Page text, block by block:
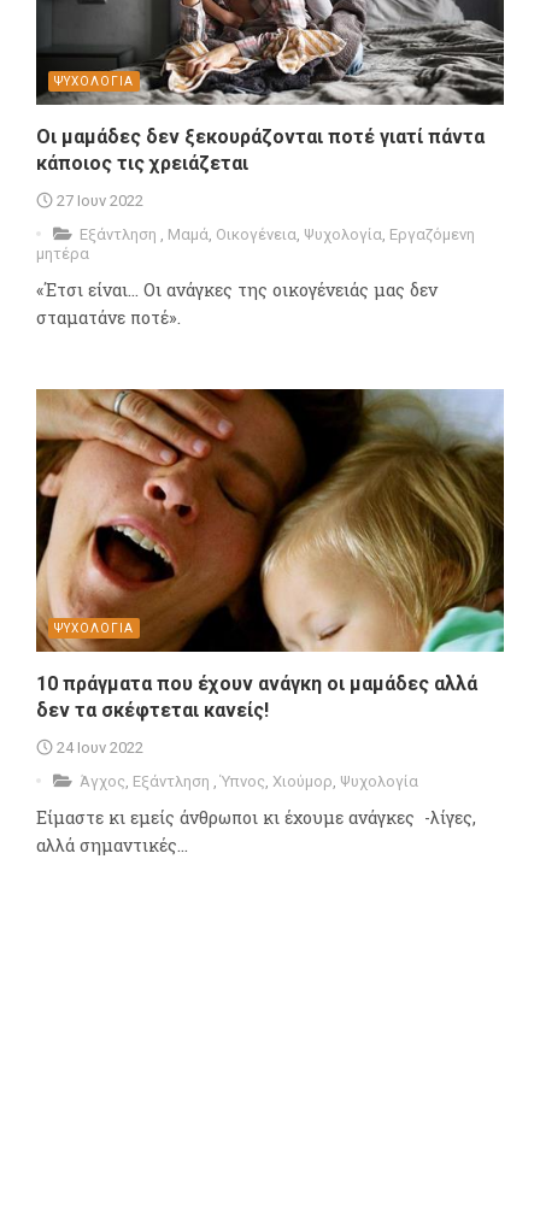
ΨΥΧΟΛΟΓΙΑ
Οι μαμάδες δεν ξεκουράζονται ποτέ γιατί πάντα
κάποιος τις χρειάζεται
27 Ιουν 2022
Εξάντληση
Μαμά Οικογένεια Ψυχολογία Εργαζόμενη
μητέρα
«Έτσι είναι… Οι ανάγκες της οικογένειάς μας δεν
σταματάνε ποτέ».
ΨΥΧΟΛΟΓΙΑ
10 πράγματα που έχουν ανάγκη οι μαμάδες αλλά
δεν τα σκέφτεται κανείς!
24 Ιουν 2022
Άγχος, Εξάντληση ,Ύπνος, Χιούμορ, Ψυχολογία
Είμαστε κι εμείς άνθρωποι κι έχουμε ανάγκες -λίγες,
αλλά σημαντικές...